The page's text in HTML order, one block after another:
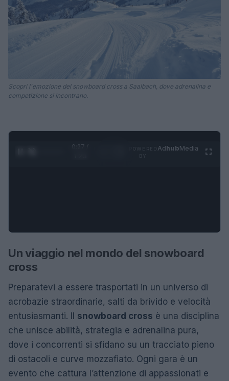
Scopri l'emozione del snowboard cross a Saalbach, dove adrenalina e
competizione si incontrano.
0:28 /
AdhubMedia
Un viaggio nel mondo del snowboard
cross
Preparatevi a essere trasportati in un universo di
acrobazie straordinarie, salti da brivido e velocità
entusiasmanti. Il snowboard cross è una disciplina
che unisce abilità, strategia e adrenalina pura,
dove i concorrenti si sfidano su un tracciato pieno
di ostacoli e curve mozzafiato. Ogni gara è un
evento che cattura l’attenzione di appassionati e